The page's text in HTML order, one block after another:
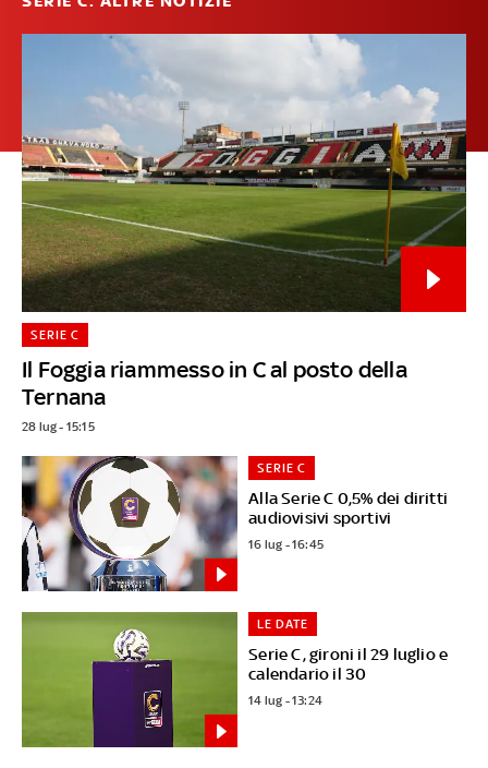
Il Foggia riammesso in C al posto della
Ternana
SERIE C
28 lug - 15:15
Alla Serie C 0,5% dei diritti
audiovisivi sportivi
SERIE C
16 lug - 16:45
Serie C, gironi il 29 luglio e
calendario il 30
LE DATE
14 lug - 13:24